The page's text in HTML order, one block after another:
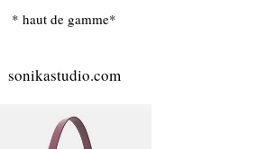
* haut de gamme*
sonikastudio.com